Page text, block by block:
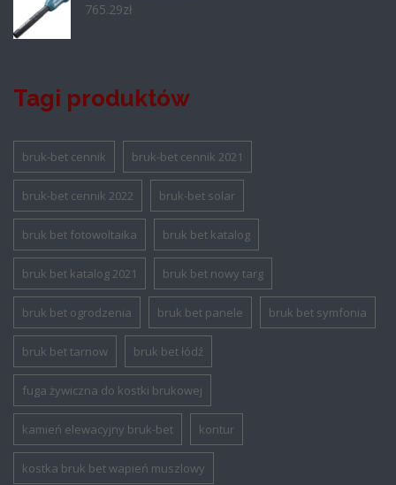
765.29zł
Tagi produktów
bruk-bet cennik bruk-bet cennik 2021
bruk-bet cennik 2022 bruk-bet solar
bruk bet fotowoltaika bruk bet katalog
bruk bet katalog 2021 bruk bet nowy targ
bruk bet ogrodzenia bruk bet panele bruk bet symfonia
bruk bet tarnow bruk bet łódź
fuga żywiczna do kostki brukowej
kamień elewacyjny bruk-bet kontur
kostka bruk bet wapień muszlowy